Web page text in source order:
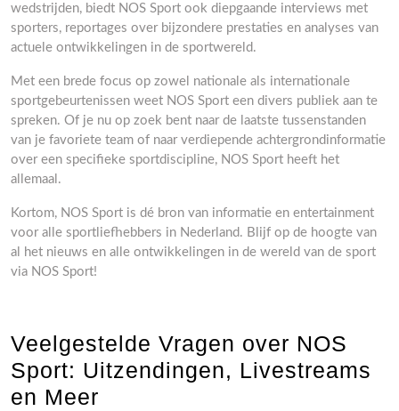
wedstrijden, biedt NOS Sport ook diepgaande interviews met
sporters, reportages over bijzondere prestaties en analyses van
actuele ontwikkelingen in de sportwereld.
Met een brede focus op zowel nationale als internationale
sportgebeurtenissen weet NOS Sport een divers publiek aan te
spreken. Of je nu op zoek bent naar de laatste tussenstanden
van je favoriete team of naar verdiepende achtergrondinformatie
over een specifieke sportdiscipline, NOS Sport heeft het
allemaal.
Kortom, NOS Sport is dé bron van informatie en entertainment
voor alle sportliefhebbers in Nederland. Blijf op de hoogte van
al het nieuws en alle ontwikkelingen in de wereld van de sport
via NOS Sport!
Veelgestelde Vragen over NOS
Sport: Uitzendingen, Livestreams
en Meer